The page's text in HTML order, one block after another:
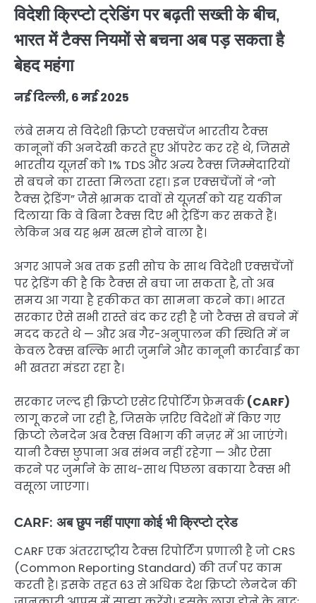
विदेशी क्रिप्टो ट्रेडिंग पर बढ़ती सख्ती के बीच,
भारत में टैक्स नियमों से बचना अब पड़ सकता है
बेहद महंगा
नई दिल्ली, 6 मई 2025
लंबे समय से विदेशी क्रिप्टो एक्सचेंज भारतीय टैक्स
कानूनों की अनदेखी करते हुए ऑपरेट कर रहे थे, जिससे
भारतीय यूज़र्स को 1% TDS और अन्य टैक्स जिम्मेदारियों
से बचने का रास्ता मिलता रहा। इन एक्सचेंजों ने “नो
टैक्स ट्रेडिंग” जैसे भ्रामक दावों से यूज़र्स को यह यकीन
दिलाया कि वे बिना टैक्स दिए भी ट्रेडिंग कर सकते हैं।
लेकिन अब यह भ्रम खत्म होने वाला है।
अगर आपने अब तक इसी सोच के साथ विदेशी एक्सचेंजों
पर ट्रेडिंग की है कि टैक्स से बचा जा सकता है, तो अब
समय आ गया है हकीकत का सामना करने का। भारत
सरकार ऐसे सभी रास्ते बंद कर रही है जो टैक्स से बचने में
मदद करते थे — और अब गैर-अनुपालन की स्थिति में न
केवल टैक्स बल्कि भारी जुर्माने और कानूनी कार्रवाई का
भी खतरा मंडरा रहा है।
सरकार जल्द ही क्रिप्टोएसेटरिपोर्टिंगफ्रेमवर्क(CARF)
लागू करने जा रही है, जिसके ज़रिए विदेशों में किए गए
क्रिप्टो लेनदेन अब टैक्स विभाग की नज़र में आ जाएंगे।
यानी टैक्स छुपाना अब संभव नहीं रहेगा — और ऐसा
करने पर जुर्माने के साथ-साथ पिछला बकाया टैक्स भी
वसूला जाएगा।
CARF: अब छुप नहीं पाएगा कोई भी क्रिप्टो ट्रेड
CARF एक अंतरराष्ट्रीय टैक्स रिपोर्टिंग प्रणाली है जो CRS
(Common Reporting Standard) की तर्ज पर काम
करती है। इसके तहत 63 से अधिक देश क्रिप्टो लेनदेन की